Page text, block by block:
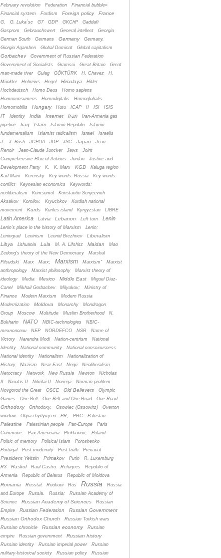
February revolution
Federation
Financial bubble»
Financial system
Fordism Foreign policy France
G. G. Luka´sc G7 GDP GKChP
Gaddafi
Gasprom
Gebrauchswert General intellect
Georgia
German South
Germans Germany
Germany.
Giorgio Agamben
Global Dominat Global capitalism
Gorbachev
Government of Russian Federation
Government of Socialists
Gramsci Great Britain
Great
man-made river
Gulag GÖKTÜRK H. Chavez
H.
Münkler
Hebrews Hegel Himalaya
Hitler
Hochdeutsch
Homo Deus
Homo sapiens
Homoconsumens
Homodigitalis
Homoglobalis
Homomobilis
Hungary Hutu ICAP II ISI
ISIS
IT
Identity India Internet Iran
Iran-Armenia gas
pipeline
Iraq Islam Islamic Republic
Islamic
fundamentalism
Islamist radicalism Israel
Israelis
J.
J. Bush JCPOA JDP JSC Japan
Jean
Renoir
Jean-Claude Juncker Jews
Joint
Comprehensive Plan of Actions
Jordan
Justice and
Development Party
K. K. Marx KGB
Kaluga region
Karl Marx
Kerensky Key words: Russia
Key words:
conflict
Keynesian economics
Keywords:
neoliberalism
Komsomol
Konstantin Sergeevich
Aksakov
Kornilov. Kryuchkov
Kurdish national
movement
Kurds Kuriles island Kyrgyzstan LIBRE
Latin America Latvia Lebanon Left turn Lenin
Lenin's place in the history of Marxism
Lenin;
Leningrad
Leninism Leonid Brezhnev
Liberalism
Libya
Lithuania Lula M. A. Lifshitz Maidan
Mao
Zedong's theory of the New Democracy
Marshal
Pilsudski
Marx Marx; Marxism Marxism”
Marxist
anthropology
Marxist philosophy
Marxist theory of
ideology
Media Mexico Middle East
Miguel Diaz-
Canel
Mikhail Gorbachev Milyukov;
Ministry of
Finance
Modern Marxism
Modern Russia
Modernization
Moldova Monarchy
Mondragon
Group
Moscow Multitude Muslim Brotherhood
N.
Bukharin
NATO NBIC-technologies
NBIC-
технологии
NEP NORDEFCO NSR
Name of
Victory
Narendra Modi Nation-centrism
National
Identity
National community
National consciousness
National identity
Nationalism
Nationalization of
History
Nazism Near East Negri
Neoliberalism
Netocracy
Network New Russia Newton
Nicholas
II
Nicolas II Nikolai II Noriega
Norman problem
Novgorod the Great
OSCE Old Believers
Olympic
Games
One Belt One Belt and One Road One Road
Orthodoxy Orthodoxy. Osowiec (Ossowitz)
Overton
window
Oбраз будущего PR; PRC Pakistan
Palestine Palestinian people Pan-Europe
Paris
Commune.
Pax Americana Plekhanov;
Poland
Politic of memory
Political Islam
Poroshenko
Portugal
Post-modernity Post-truth Precariat
President Yeltsin Primakov Putin
R. Luxemburg
R3
Raskol Raul Castro Refugees
Republic of
Armenia
Republic of Belarus Republic of Moldova
Romania Rosstat Rouhani Rus Russia
Russia
and Europe
Russia. Russia;
Russian Academy of
Science
Russian Academy of Sciences
Russian
Empire
Russian Federation
Russian Government
Russian Orthodox Church
Russian Turkish wars
Russian chronicle
Russian economy
Russian
empire
Russian government Russian history
Russian identity Russian imperial power
Russian
military-historical society
Russian policy Russian